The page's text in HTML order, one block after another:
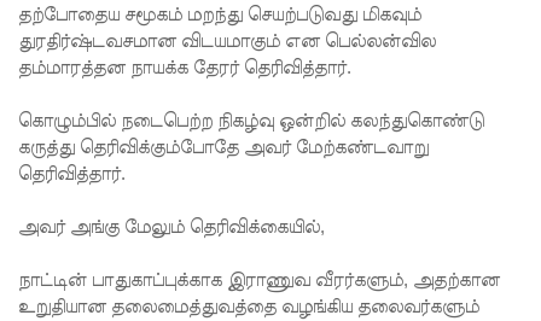
சபாநாயகர்
தகவல்!
மீதான
விசார
ணை
25 க்கு
தற்போதைய சமூகம் மறந்து செயற்படுவது மிகவும்
துரதிர்ஷ்டவசமான விடயமாகும் என பெல்லன்வில
தம்மாரத்தன நாயக்க தேரர் தெரிவித்தார்.
கொழும்பில் நடைபெற்ற நிகழ்வு ஒன்றில் கலந்துகொண்டு
கருத்து தெரிவிக்கும்போதே அவர் மேற்கண்டவாறு
தெரிவித்தார்.
அவர் அங்கு மேலும் தெரிவிக்கையில்,
நாட்டின் பாதுகாப்புக்காக இராணுவ வீரர்களும், அதற்கான
உறுதியான தலைமைத்துவத்தை வழங்கிய தலைவர்களும்